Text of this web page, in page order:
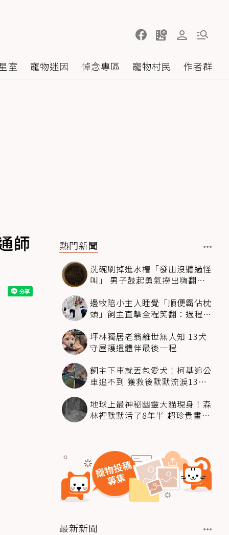
室 寵物迷因 悼念專區 寵物村民 作者群
師
熱門新聞
洗碗刷掉進水槽「發出沒聽過怪
叫」 男子鼓起勇氣撈出嗨翻：
邊牧陪小主人睡覺「順便霸佔枕
頭」飼主直擊全程笑翻：過程絲
坪林獨居老翁離世無人知 13犬
守屋護遺體伴最後一程
飼主下車就丟包愛犬！柯基追公
車追不到 獲救後默默流淚13萬
地球上最神秘幽靈大貓現身！森
林裡默默活了8年半 超珍貴畫面
最新新聞